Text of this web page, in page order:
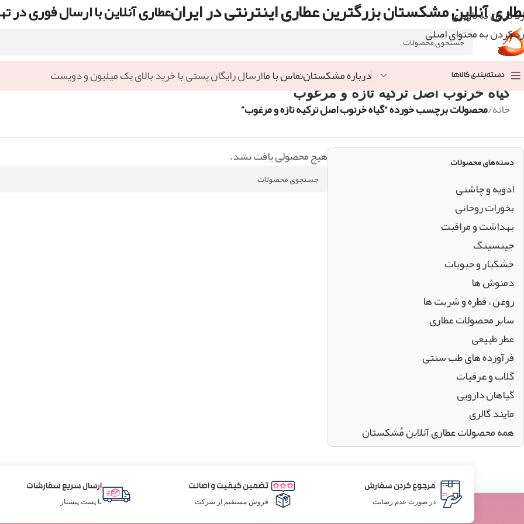
رد کردن به ناوبری
رد کردن به محتوای اصلی
آنلاین مشکستان بزرگترین عطاری اینترنتی در ایرانعطاری آنلاین با ارسال فوری در
دسته‌بندی کالاها درباره مشکستانتماس با ماارسال رایگان پستی با خرید بالای یک میلیون و دویست
گیاه خرنوب اصل ترکیه تازه و مرغوب
خانه/محصولات برچسب خورده “گیاه خرنوب اصل ترکیه تازه و مرغوب”
دسته‌های محصولات
ادویه و چاشنی
بخورات روحانی
بهداشت و مراقبت
جینسینگ
خشکبار و حبوبات
دمنوش ها
روغن ، قطره و شربت ها
سایر محصولات عطاری
عطر طبیعی
فرآورده های طب سنتی
گلاب و عرقیات
گیاهان دارویی
مایند گالری
همه محصولات عطاری آنلاین مُشکستان
هیچ محصولی یافت نشد.
مرجوع کردن سفارش
در صورت عدم رضایت
تضمین کیفیت و اصالت
فروش مستقیم از شرکت
ارسال سریع سفارشات
با پست پیشتاز